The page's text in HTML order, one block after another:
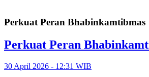
Perkuat Peran Bhabinkamtibmas
Perkuat Peran
30 April 2026 - 12:31 WIB